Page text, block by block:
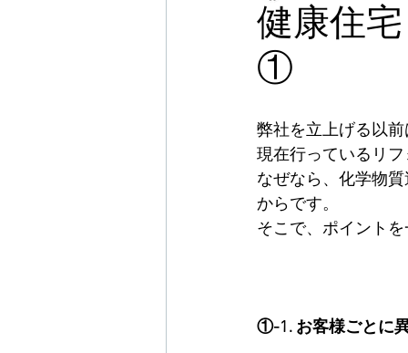
独り言
外構工事 賃貸
オーガニック SHOP SELECT
健康住
①
弊社を立上げる以
現在行っているリ
なぜなら、化学物
からです。
そこで、ポイント
①-1. お客様ごとに